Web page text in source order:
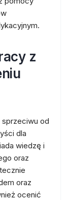
z
sprzeciwu od
dla
wiedzę i
oraz
oraz
ocenić